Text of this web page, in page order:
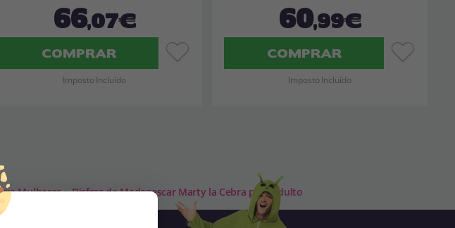
66,07€
COMPRAR
Imposto Incluído
60,99€
COMPRAR
Imposto Incluído
Mulheres»Disfraz de Madagascar Marty la Cebra para adulto